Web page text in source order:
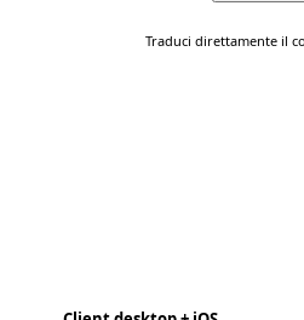
Traduci direttamente il